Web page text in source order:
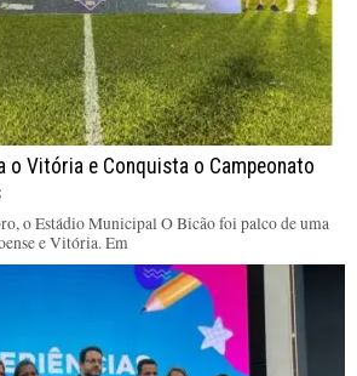
o Vitória e Conquista o Campeonato
o Estádio Municipal O Bicão foi palco de uma
e Vitória. Em